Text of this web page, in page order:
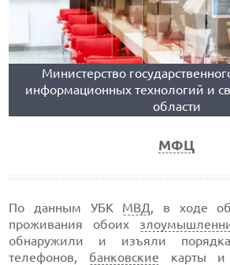
Министерство
информационных технологий и
области
МФЦ
По данным УБК МВД, в ходе
проживания обоих
обнаружили и изъяли
телефонов, банковские карты и